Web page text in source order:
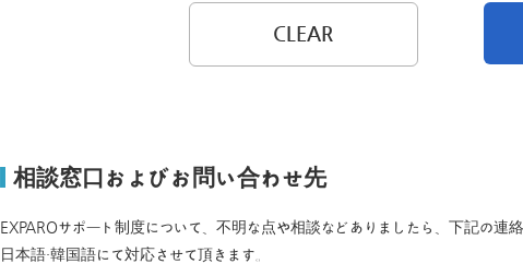
제3자에게 제공의 정지에 따릅니다.
주식회사 시스퀘어 개인정보 문의창구
〒160-0023 도쿄도 신주쿠구 니시신주쿠6-12-1 파크웨스트빌딩 13층
CLEAR
相談窓口およびお問い合わせ先
EXPAROサポート制度について、不明な点や相談などありましたら、下記の連
日本語・韓国語にて対応させて頂きます。